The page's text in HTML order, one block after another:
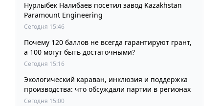
Нурлыбек Налибаев посетил завод Kazakhstan
Paramount Engineering
Сегодня 15:46
Почему 120 баллов не всегда гарантируют грант,
а 100 могут быть достаточными?
Сегодня 15:16
Экологический караван, инклюзия и поддержка
производства: что обсуждали партии в регионах
Сегодня 15:00